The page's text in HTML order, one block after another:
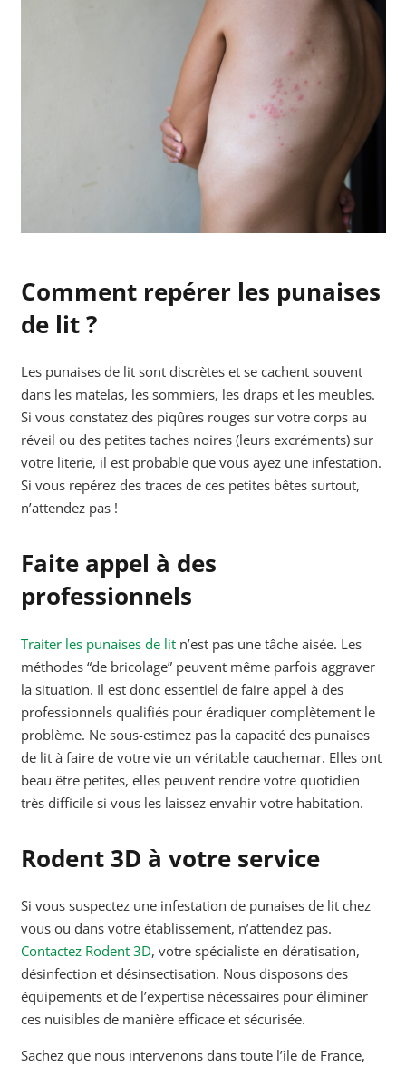
Comment repérer les punaises
de lit ?
Les punaises de lit sont discrètes et se cachent souvent
dans les matelas, les sommiers, les draps et les meubles.
Si vous constatez des piqûres rouges sur votre corps au
réveil ou des petites taches noires (leurs excréments) sur
votre literie, il est probable que vous ayez une infestation.
Si vous repérez des traces de ces petites bêtes surtout,
n’attendez pas !
Faite appel à des
professionnels
Traiter les punaises de litn’est pas une tâche aisée. Les
méthodes “de bricolage” peuvent même parfois aggraver
la situation. Il est donc essentiel de faire appel à des
professionnels qualifiés pour éradiquer complètement le
problème. Ne sous-estimez pas la capacité des punaises
de lit à faire de votre vie un véritable cauchemar. Elles ont
beau être petites, elles peuvent rendre votre quotidien
très difficile si vous les laissez envahir votre habitation.
Rodent 3D à votre service
Si vous suspectez une infestation de punaises de lit chez
vous ou dans votre établissement, n’attendez pas.
Contactez Rodent 3D, votre spécialiste en dératisation,
désinfection et désinsectisation. Nous disposons des
équipements et de l’expertise nécessaires pour éliminer
ces nuisibles de manière efficace et sécurisée.
Sachez que nous intervenons dans toute l’île de France,